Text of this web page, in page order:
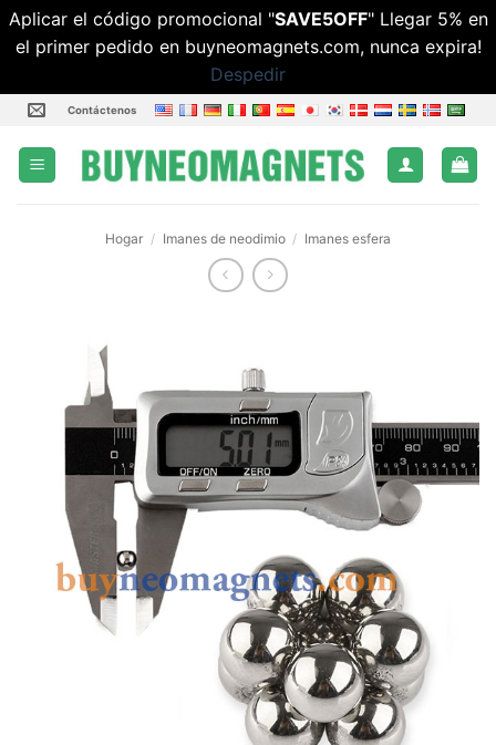
Aplicar el código promocional "SAVE5OFF" Llegar 5% en
el primer pedido en buyneomagnets.com, nunca expira!
Despedir
Saltar
contenido
Contáctenos
Hogar / Imanes de neodimio / Imanes esfera